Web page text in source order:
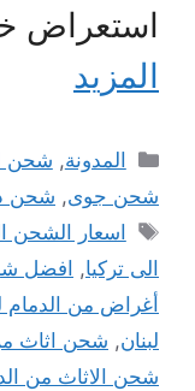
استعراض
المزيد
التصنيفات
المدونة, شحن
شحن جوى, شحن
الوسوم
اسعار الشحن
الى تركيا, افضل
أغراض من الدمام
لبنان, شحن اثاث من
شحن الاثاث من